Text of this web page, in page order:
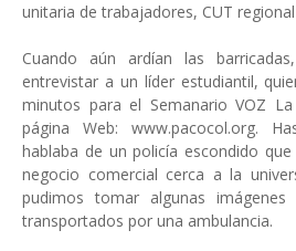
unitaria de trabajadores, CUT
Cuando aún ardían las
entrevistar a un líder estudiantil,
minutos para el Semanario VOZ
página Web: www.pacocol.org.
hablaba de un policía escondido
negocio comercial cerca a la
pudimos tomar algunas imágenes
transportados por una ambulancia.